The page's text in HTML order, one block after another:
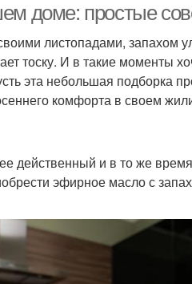
обновки
доме: простые
листопадами, запахом
тоску. И в такие моменты
эта небольшая подборка
комфорта в своем
действенный и в то же
эфирное масло с